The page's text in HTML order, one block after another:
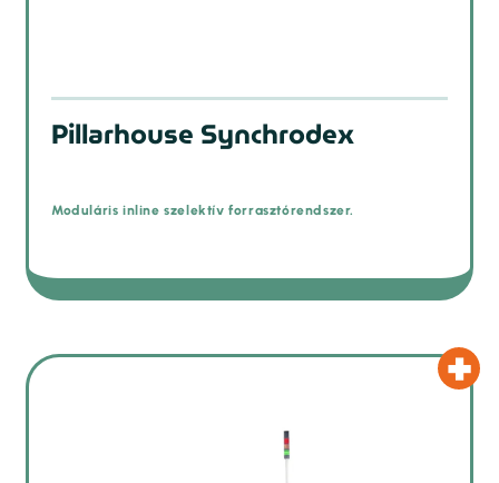
Pillarhouse Synchrodex
Moduláris inline szelektív forrasztórendszer.